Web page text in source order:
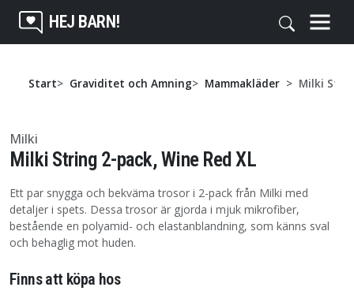
HEJ BARN!
Start Graviditet och Amning Mammakläder Milki
Milki
Milki String 2-pack, Wine Red XL
Ett par snygga och bekväma trosor i 2-pack från Milki med
detaljer i spets. Dessa trosor är gjorda i mjuk mikrofiber,
bestående en polyamid- och elastanblandning, som känns sval
och behaglig mot huden.
Finns att köpa hos